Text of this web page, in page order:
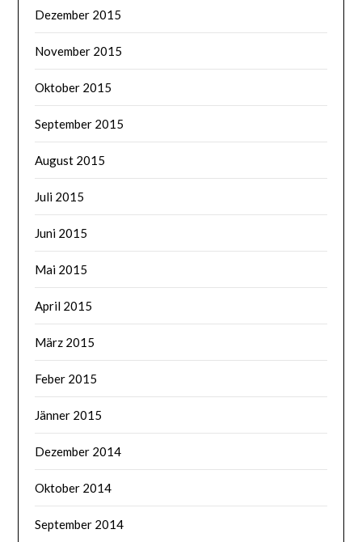
Dezember 2015
November 2015
Oktober 2015
September 2015
August 2015
Juli 2015
Juni 2015
Mai 2015
April 2015
März 2015
Feber 2015
Jänner 2015
Dezember 2014
Oktober 2014
September 2014